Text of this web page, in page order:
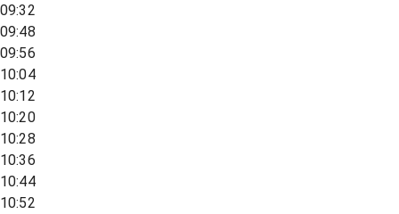
09:32
09:48
09:56
10:04
10:12
10:20
10:28
10:36
10:44
10:52